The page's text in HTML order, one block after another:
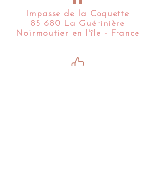
Impasse de la Coquette
85 680 La Guérinière
Noirmoutier en l'île - France​​